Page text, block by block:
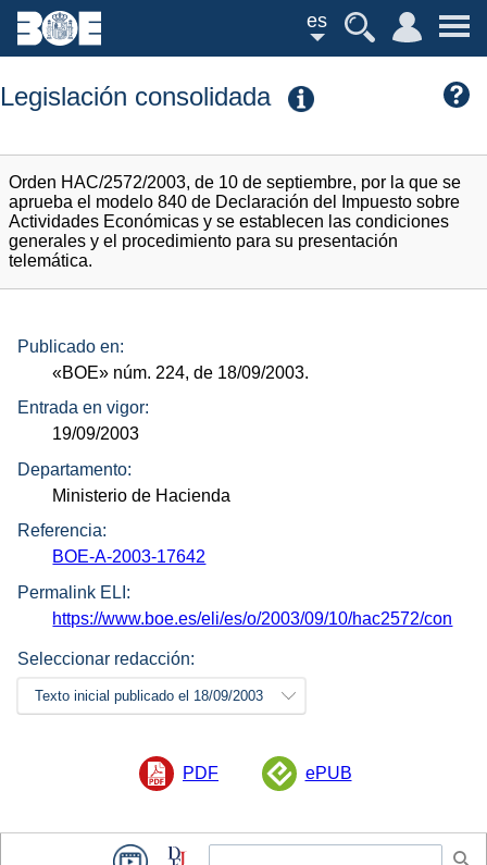
es
Legislación consolidada
Orden HAC/2572/2003, de 10 de septiembre, por la que se
aprueba el modelo 840 de Declaración del Impuesto sobre
Actividades Económicas y se establecen las condiciones
generales y el procedimiento para su presentación
telemática.
Publicado en:
«BOE» núm. 224, de 18/09/2003.
Entrada en vigor:
19/09/2003
Departamento:
Ministerio de Hacienda
Referencia:
BOE-A-2003-17642
Permalink ELI:
https://www.boe.es/eli/es/o/2003/09/10/hac2572/con
Seleccionar redacción:
Texto inicial publicado el 18/09/2003
PDF ePUB